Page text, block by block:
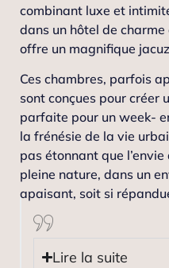
combinant luxe et
dans un hôtel de
offre un magnifique
Ces chambres, parfois
sont conçues pour créer
parfaite pour un week-
la frénésie de la vie
pas étonnant que
pleine nature, dans un
apaisant, soit si
Lire la suite